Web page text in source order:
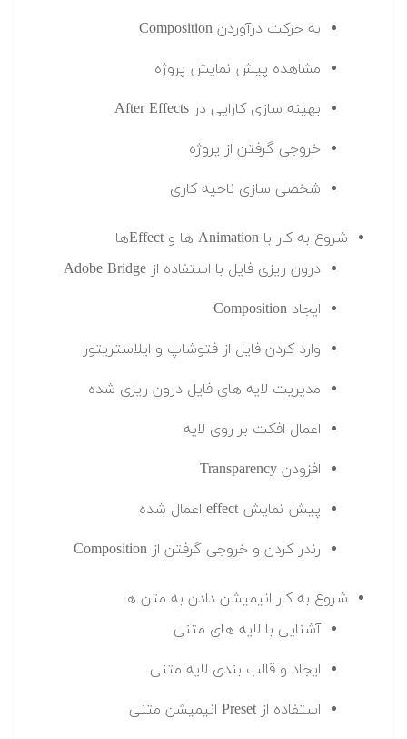
به حرکت درآوردن Composition
مشاهده پیش نمایش پروژه
بهینه سازی کارایی در After Effects
خروجی گرفتن از پروژه
شخصی سازی ناحیه کاری
شروع به کار با Animation ها و Effectها
درون ریزی فایل با استفاده از Adobe Bridge
ایجاد Composition
وارد کردن فایل از فتوشاپ و ایلاستریتور
مدیریت لایه های فایل درون ریزی شده
اعمال افکت بر روی لایه
افزودن Transparency
پیش نمایش effect اعمال شده
رندر کردن و خروجی گرفتن از Composition
شروع به کار انیمیشن دادن به متن ها
آشنایی با لایه های متنی
ایجاد و قالب بندی لایه متنی
استفاده از Preset انیمیشن متنی